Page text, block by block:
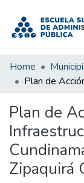
Home
Plan de
Zipaquirá